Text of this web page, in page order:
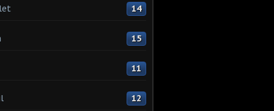
14
15
11
12